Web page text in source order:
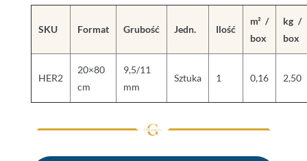
SKU Format Grubość Jedn. Ilość
m² /
box
kg /
box
HER2
20×80
cm
9,5/11
mm
Sztuka 1 0,16 2,50